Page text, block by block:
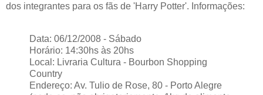
dos integrantes para os fãs de 'Harry Potter'. Informações:
Data: 06/12/2008 - Sábado
Horário: 14:30hs às 20hs
Local: Livraria Cultura - Bourbon Shopping
Country
Endereço: Av. Tulio de Rose, 80 - Porto Alegre